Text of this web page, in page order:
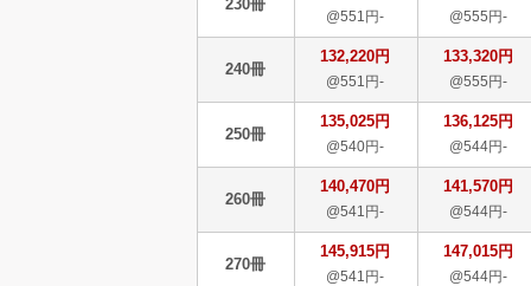
230冊
@551円- @555円-
240冊
132,220円
@551円-
133,320円
@555円-
250冊
135,025円
@540円-
136,125円
@544円-
260冊
140,470円
@541円-
141,570円
@544円-
270冊
145,915円
@541円-
147,015円
@544円-